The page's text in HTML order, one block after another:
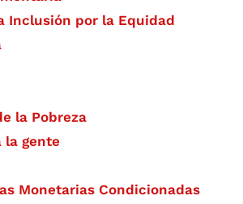
Inclusión por la Equidad
la Pobreza
la gente
Monetarias Condicionadas